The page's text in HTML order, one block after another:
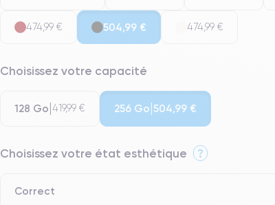
474,99 € 504,99 € 474,99 €
Choisissez votre capacité
128 Go 419,99 € 256 Go 504,99 €
Choisissez votre état esthétique ?
Correct